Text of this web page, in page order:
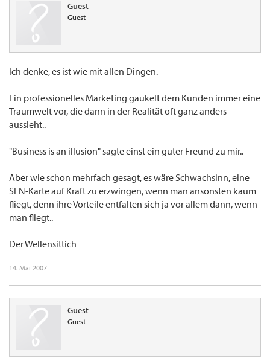
Guest
Guest
Ich denke, es ist wie mit allen Dingen.
Ein professionelles Marketing gaukelt dem Kunden immer eine
Traumwelt vor, die dann in der Realität oft ganz anders
aussieht..
"Business is an illusion" sagte einst ein guter Freund zu mir..
Aber wie schon mehrfach gesagt, es wäre Schwachsinn, eine
SEN-Karte auf Kraft zu erzwingen, wenn man ansonsten kaum
fliegt, denn ihre Vorteile entfalten sich ja vor allem dann, wenn
man fliegt..
Der Wellensittich
14. Mai 2007
Guest
Guest